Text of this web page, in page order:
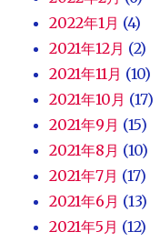
2022年1月 (4)
2021年12月 (2)
2021年11月 (10)
2021年10月 (17)
2021年9月 (15)
2021年8月 (10)
2021年7月 (17)
2021年6月 (13)
2021年5月 (12)